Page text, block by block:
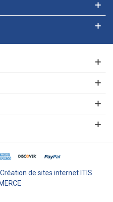
de sites internet ITIS